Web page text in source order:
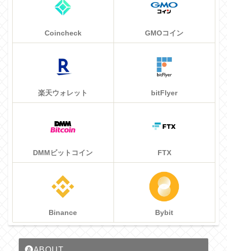
Coincheck GMOコイン
楽天ウォレット bitFlyer
DMMビットコイン FTX
Binance Bybit